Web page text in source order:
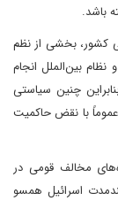
باشد.
کشور، بخشی از نظم
بین‌الملل انجام
چنین سیاستی
عموماً با نقض حاکمیت
مخالف قومی در
اسرائیل همسو